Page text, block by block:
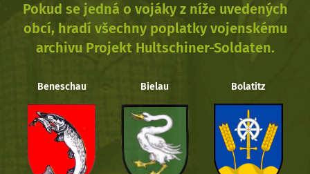
Pokud se jedná o vojáky z níže uvedených
obcí, hradí všechny poplatky vojenskému
archivu Projekt Hultschiner-Soldaten.
Beneschau Bielau Bolatitz